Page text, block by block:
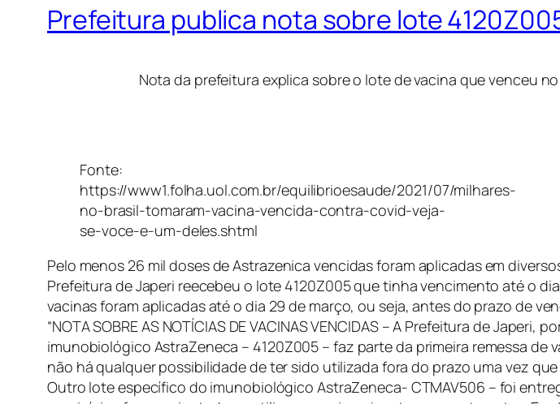
Prefeitura publica nota sobre lote
Nota da prefeitura explica sobre o lote de vacina que venceu
Fonte:
https://www1.folha.uol.com.br/equilibrioesaude/2021/07/milhares-
no-brasil-tomaram-vacina-vencida-contra-covid-veja-
se-voce-e-um-deles.shtml
Pelo menos 26 mil doses de Astrazenica vencidas foram aplicadas em
Prefeitura de Japeri reecebeu o lote 4120Z005 que tinha vencimento até o
vacinas foram aplicadas até o dia 29 de março, ou seja, antes do prazo de
“NOTA SOBRE AS NOTÍCIAS DE VACINAS VENCIDAS – A Prefeitura de
imunobiológico AstraZeneca – 4120Z005 – faz parte da primeira remessa
não há qualquer possibilidade de ter sido utilizada fora do prazo uma vez
Outro lote específico do imunobiológico AstraZeneca- CTMAV506 – foi